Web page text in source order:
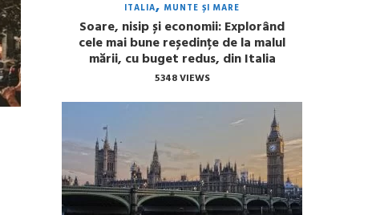
ITALIA MUNTE ȘI MARE
Soare, nisip și economii: Explorând
cele mai bune reședințe de la malul
mării, cu buget redus, din Italia
5348 VIEWS